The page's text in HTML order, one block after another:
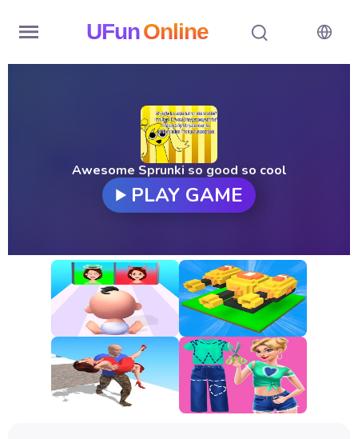
UFunOnline
New
Games
All
Games
Classic
Sprunki
Awesome Sprunki so good so cool
PLAY GAME